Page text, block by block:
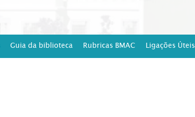
Guia da biblioteca Rubricas BMAC Ligações Úteis